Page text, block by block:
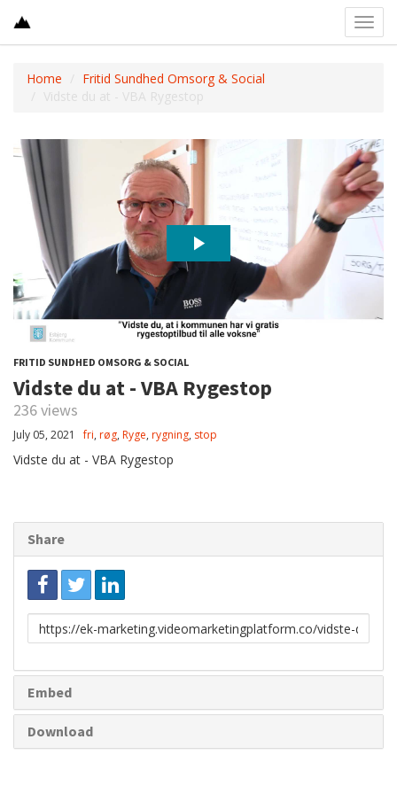
Home
Fritid Sundhed Omsorg & Social
Vidste du at - VBA Rygestop
FRITID SUNDHED OMSORG & SOCIAL
Vidste du at - VBA Rygestop
236 views
July 05, 2021 fri, røg, Ryge, rygning, stop
Vidste du at - VBA Rygestop
Share
Link
to
Embed
Download